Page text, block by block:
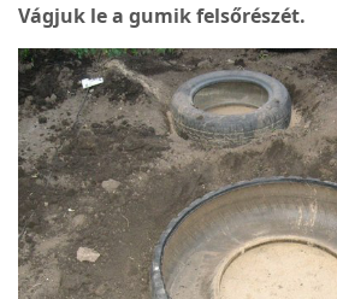
Vágjuk le a gumik felsőrészét.